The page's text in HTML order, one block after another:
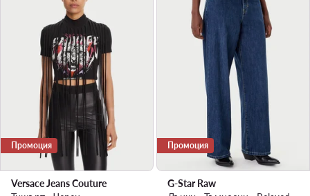
Промоция
Versace Jeans Couture
Промоция
G-Star Raw